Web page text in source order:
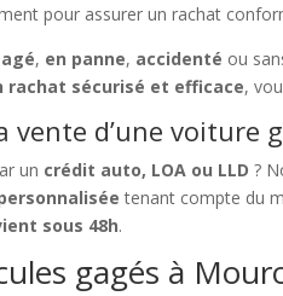
pour assurer un rachat
, en panne, accidenté ou
rachat sécurisé et efficace,
d’une voiture
un crédit auto, LOA ou LLD ?
tenant compte du
sous 48h.
gagés à